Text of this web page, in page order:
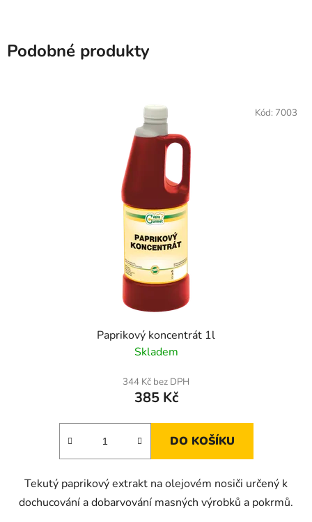
Podobné produkty
Paprikový koncentrát 1l
Skladem
344 Kč bez DPH
385 Kč
DO KOŠÍKU
Tekutý paprikový extrakt na olejovém nosiči určený k
dochucování a dobarvování masných výrobků a pokrmů.
Kód: 7003